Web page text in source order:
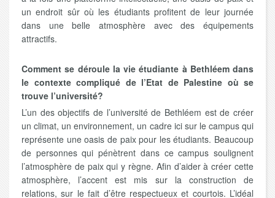
un endroit sûr où les étudiants profitent de leur journée
dans une belle atmosphère avec des équipements
attractifs.
Comment se déroule la vie étudiante à Bethléem dans
le contexte compliqué de l’Etat de Palestine où se
trouve l’université?
L’un des objectifs de l’université de Bethléem est de créer
un climat, un environnement, un cadre ici sur le campus qui
représente une oasis de paix pour les étudiants. Beaucoup
de personnes qui pénètrent dans ce campus soulignent
l’atmosphère de paix qui y règne. Afin d’aider à créer cette
atmosphère, l’accent est mis sur la construction de
relations, sur le fait d’être respectueux et courtois. L’idéal